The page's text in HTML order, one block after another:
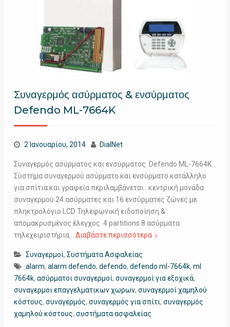
Συναγερμός ασύρματος & ενσύρματος
Defendo ML-7664K
2 Ιανουαρίου, 2014 DialNet
Συναγερμός ασύρματος και ενσύρματος Defendo ML-7664K
Σύστημα συναγερμού ασύρματο και ενσύρματο κατάλληλο
για σπίτια και γραφεία περιλαμβάνεται : κεντρική μονάδα
συναγερμού 24 ασύρματες και 16 ενσύρματες ζώνες με
πληκτρολόγιο LCD Τηλεφωνική ειδοποίηση &
απομακρυσμένος έλεγχος 4 partitions 8 ασύρματα
τηλεχειριστήρια… Διαβάστε περισσότερα
Συναγερμοί, Συστήματα Ασφαλείας
alarm, alarm defendo, defendo, defendo ml-7664k, ml
7664k, ασύρματοι συναγερμοί, συναγερμοί για εξοχικά,
συναγερμοι επαγγελματικων χωρων, συναγερμοί χαμηλού
κόστους, συναγερμός, συναγερμός για σπίτι, συναγερμός
χαμηλού κόστους, συστήματα ασφαλείας